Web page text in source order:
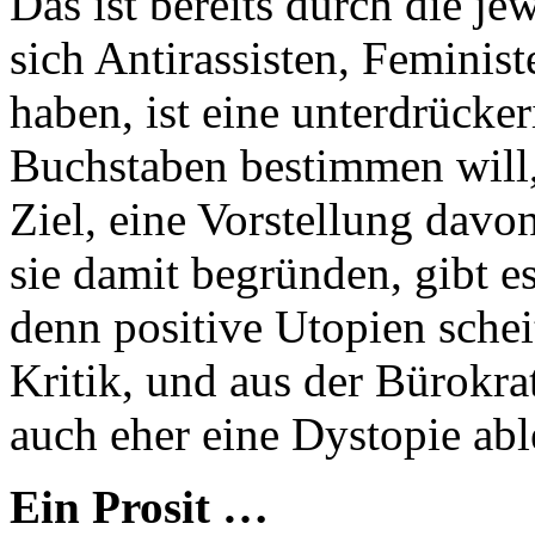
sich Antirassisten,
haben, ist eine
Buchstaben bestimmen
Ziel, eine Vorstellung
sie damit begründen, gibt
denn positive Utopien
Kritik, und aus der
auch eher eine Dystopie
Ein Prosit …